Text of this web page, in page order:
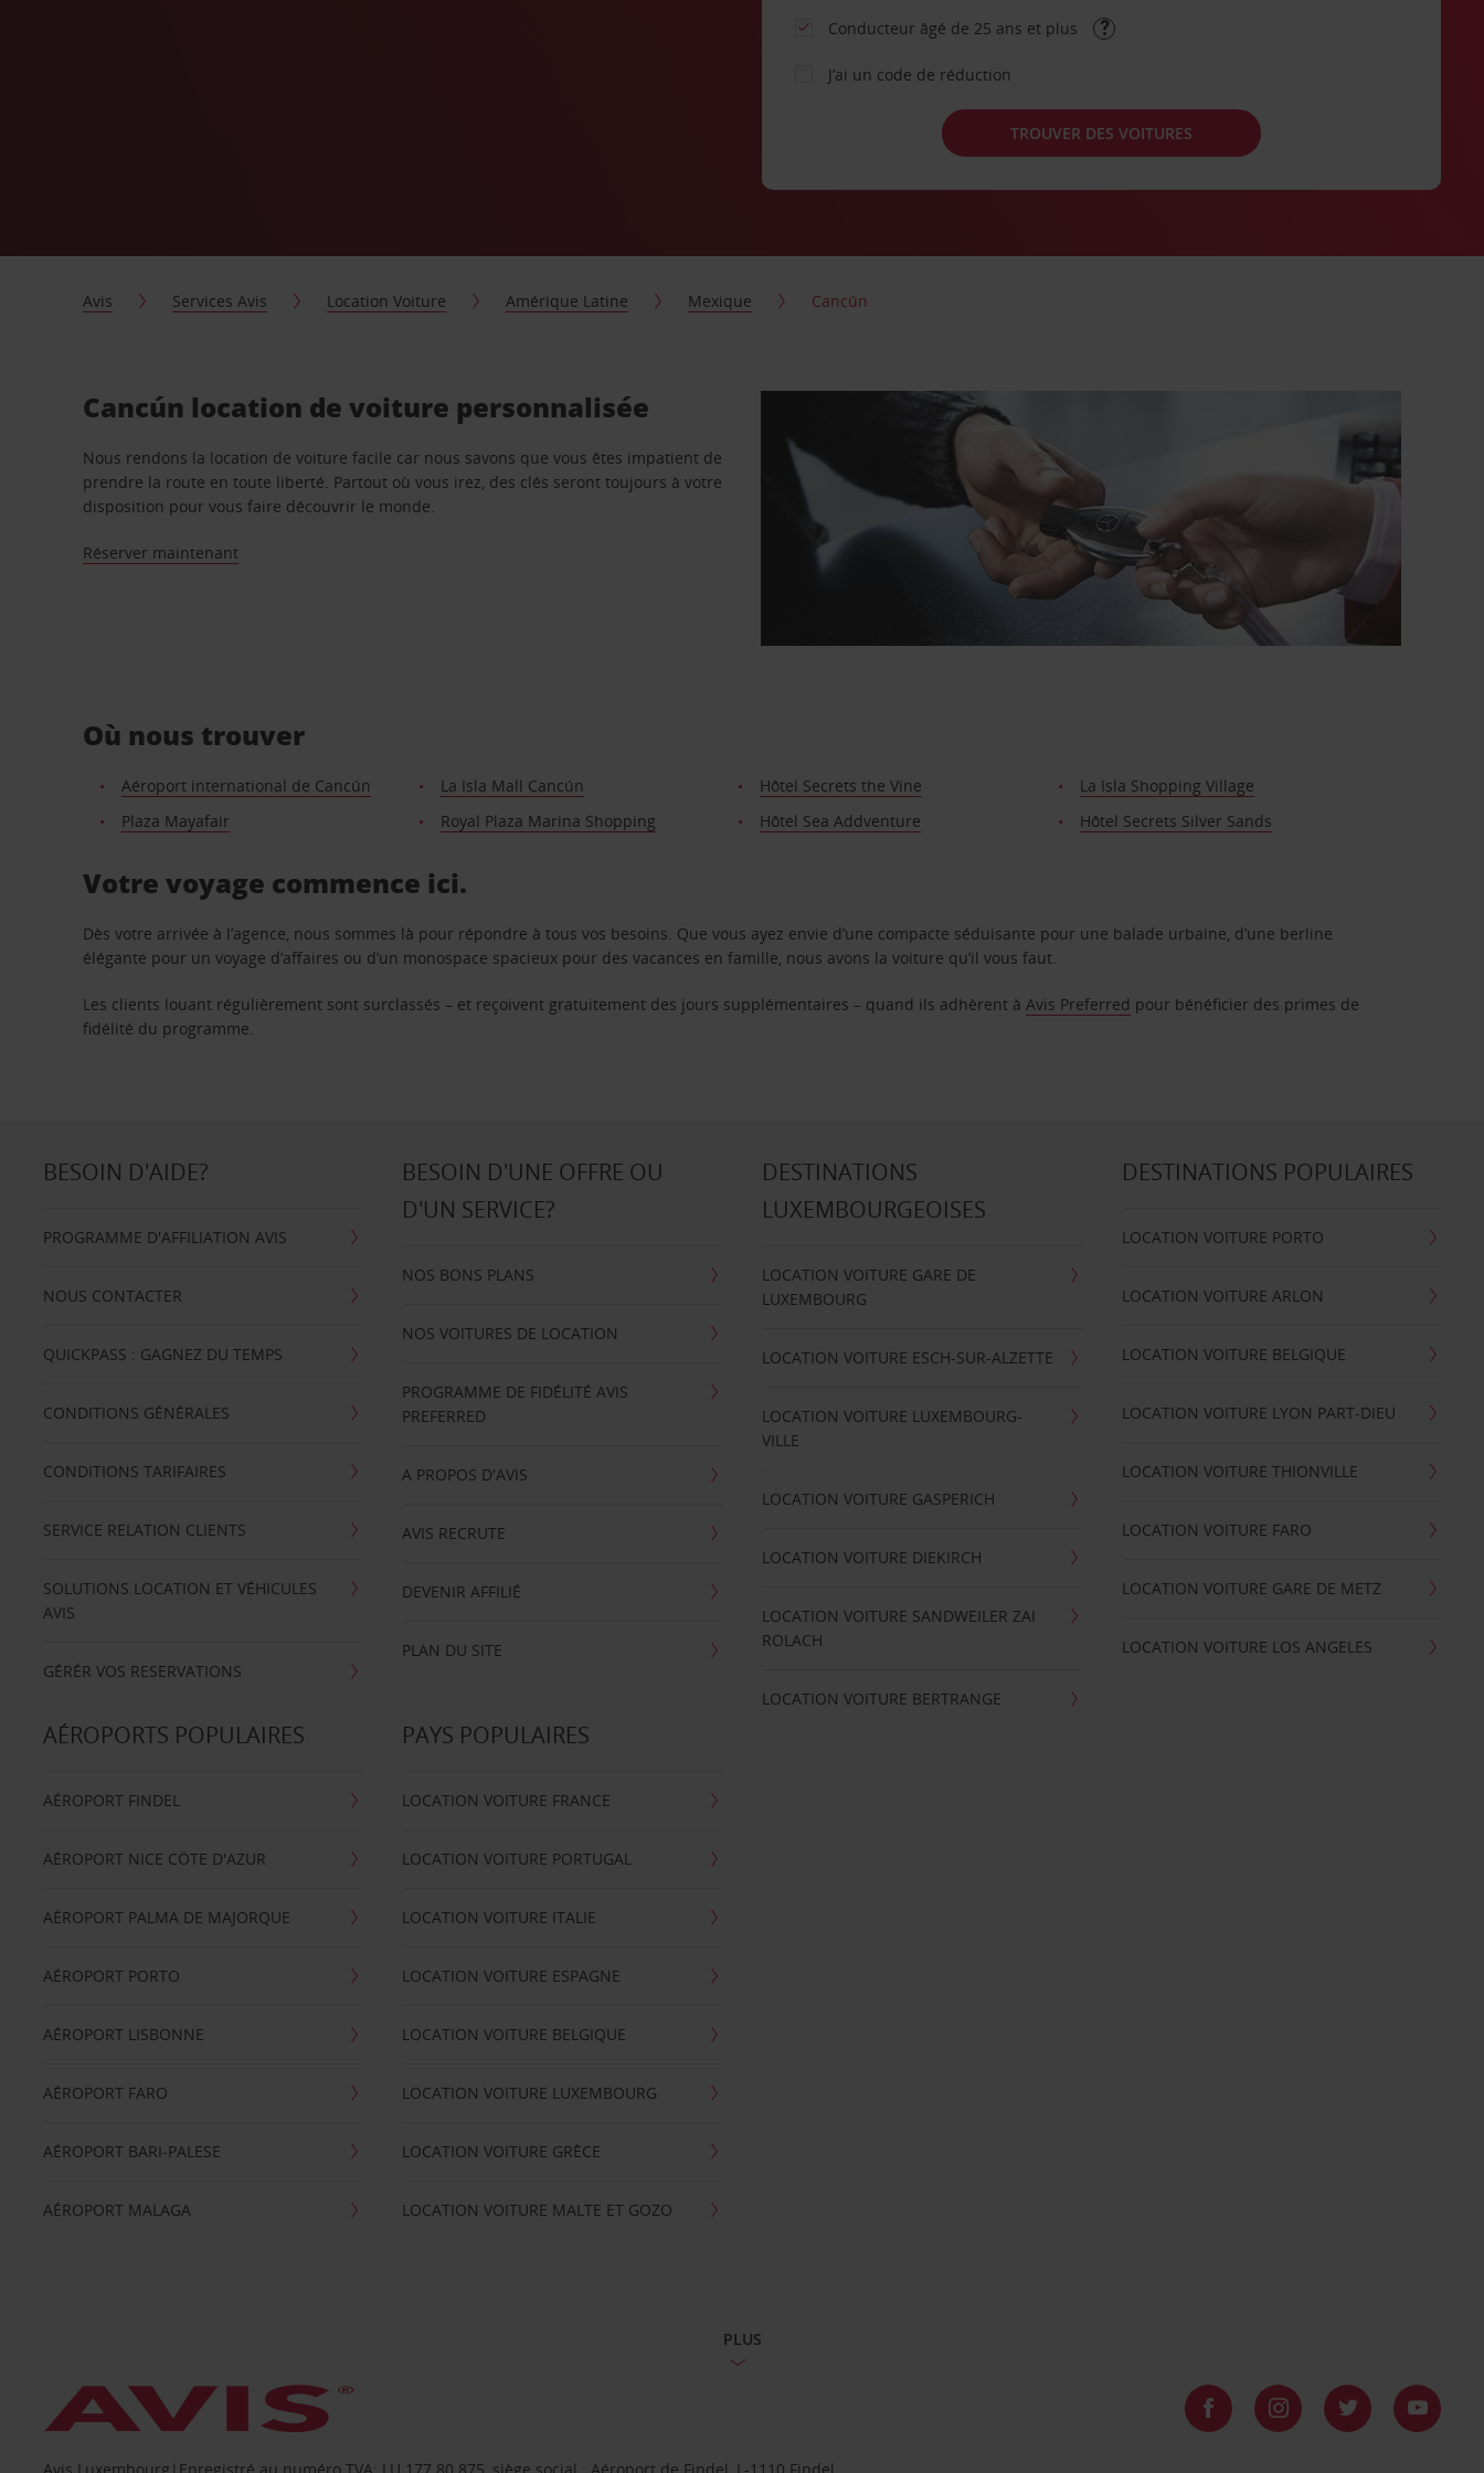
Conducteur âgé de 25 ans et plus
J’ai un code de réduction
TROUVER DES VOITURES
Avis Services Avis Location Voiture Amérique Latine Mexique Cancún
Cancún location de voiture personnalisée
Nous rendons la location de voiture facile car nous savons que vous êtes impatient de
prendre la route en toute liberté. Partout où vous irez, des clés seront toujours à votre
disposition pour vous faire découvrir le monde.
Réserver maintenant
Où nous trouver
Aéroport international de Cancún La Isla Mall Cancún Hôtel Secrets the Vine
La Isla Shopping Village
Plaza Mayafair
Royal Plaza Marina Shopping Hôtel Sea Addventure Hôtel Secrets Silver Sands
Votre voyage commence ici.
Dès votre arrivée à l’agence, nous sommes là pour répondre à tous vos besoins. Que vous ayez envie d’une compacte séduisante pour une balade urbaine, d’une berline
élégante pour un voyage d’affaires ou d’un monospace spacieux pour des vacances en famille, nous avons la voiture qu’il vous faut.
Les clients louant régulièrement sont surclassés – et reçoivent gratuitement des jours supplémentaires – quand ils adhèrent àAvis Preferred pour bénéficier des primes de
fidélité du programme.
BESOIN D'AIDE?
PROGRAMME D'AFFILIATION AVIS
NOUS CONTACTER
QUICKPASS : GAGNEZ DU TEMPS
CONDITIONS GÉNÉRALES
CONDITIONS TARIFAIRES
SERVICE RELATION CLIENTS
SOLUTIONS LOCATION ET VÉHICULES
AVIS
GÉRÉR VOS RESERVATIONS
BESOIN D'UNE OFFRE OU
D'UN SERVICE?
NOS BONS PLANS
NOS VOITURES DE LOCATION
PROGRAMME DE FIDÉLITÉ AVIS
PREFERRED
A PROPOS D'AVIS
AVIS RECRUTE
DEVENIR AFFILIÉ
PLAN DU SITE
DESTINATIONS
LUXEMBOURGEOISES
LOCATION VOITURE GARE DE
LUXEMBOURG
LOCATION VOITURE ESCH-SUR-ALZETTE
LOCATION VOITURE LUXEMBOURG-
VILLE
LOCATION VOITURE GASPERICH
LOCATION VOITURE DIEKIRCH
LOCATION VOITURE SANDWEILER ZAI
ROLACH
LOCATION VOITURE BERTRANGE
DESTINATIONS POPULAIRES
LOCATION VOITURE PORTO
LOCATION VOITURE ARLON
LOCATION VOITURE BELGIQUE
LOCATION VOITURE LYON PART-DIEU
LOCATION VOITURE THIONVILLE
LOCATION VOITURE FARO
LOCATION VOITURE GARE DE METZ
LOCATION VOITURE LOS ANGELES
AÉROPORTS POPULAIRES
AÉROPORT FINDEL
AÉROPORT NICE CÖTE D'AZUR
AÉROPORT PALMA DE MAJORQUE
AÉROPORT PORTO
AÉROPORT LISBONNE
AÉROPORT FARO
AÉROPORT BARI-PALESE
AÉROPORT MALAGA
PAYS POPULAIRES
LOCATION VOITURE FRANCE
LOCATION VOITURE PORTUGAL
LOCATION VOITURE ITALIE
LOCATION VOITURE ESPAGNE
LOCATION VOITURE BELGIQUE
LOCATION VOITURE LUXEMBOURG
LOCATION VOITURE GRÈCE
LOCATION VOITURE MALTE ET GOZO
PLUS